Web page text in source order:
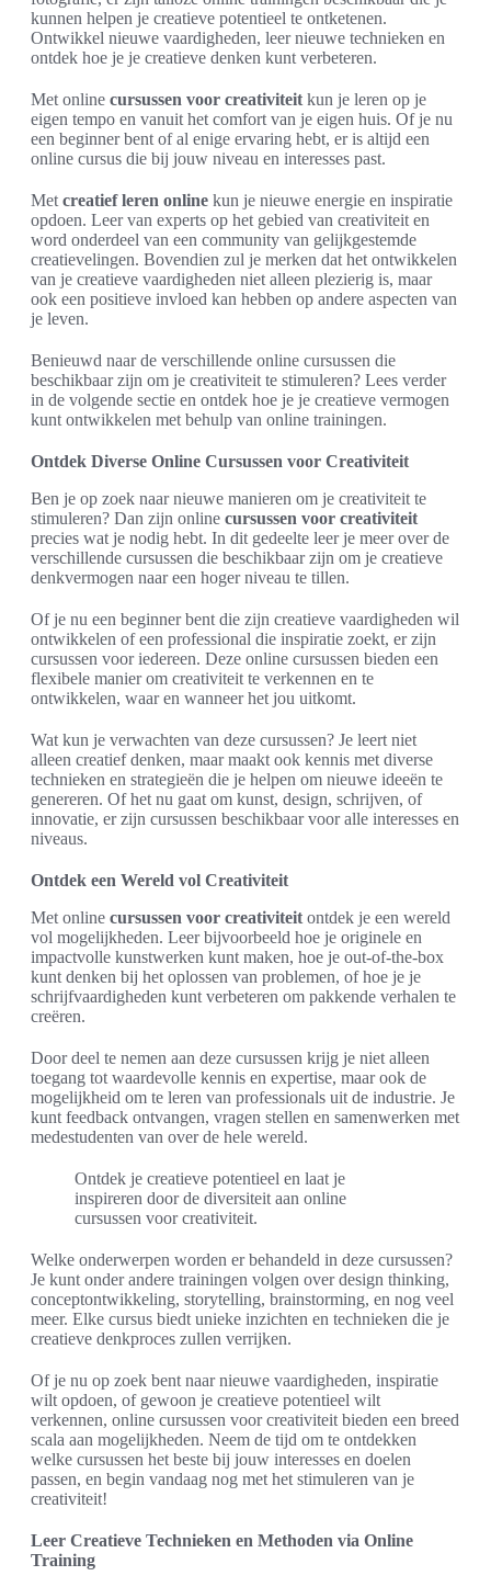
kunnen helpen je creatieve potentieel te ontketenen.
Ontwikkel nieuwe vaardigheden, leer nieuwe technieken en
ontdek hoe je je creatieve denken kunt verbeteren.
Met online cursussen voor creativiteit kun je leren op je
eigen tempo en vanuit het comfort van je eigen huis. Of je nu
een beginner bent of al enige ervaring hebt, er is altijd een
online cursus die bij jouw niveau en interesses past.
Met creatief leren online kun je nieuwe energie en inspiratie
opdoen. Leer van experts op het gebied van creativiteit en
word onderdeel van een community van gelijkgestemde
creatievelingen. Bovendien zul je merken dat het ontwikkelen
van je creatieve vaardigheden niet alleen plezierig is, maar
ook een positieve invloed kan hebben op andere aspecten van
je leven.
Benieuwd naar de verschillende online cursussen die
beschikbaar zijn om je creativiteit te stimuleren? Lees verder
in de volgende sectie en ontdek hoe je je creatieve vermogen
kunt ontwikkelen met behulp van online trainingen.
Ontdek Diverse Online Cursussen voor Creativiteit
Ben je op zoek naar nieuwe manieren om je creativiteit te
stimuleren? Dan zijn online cursussen voor creativiteit
precies wat je nodig hebt. In dit gedeelte leer je meer over de
verschillende cursussen die beschikbaar zijn om je creatieve
denkvermogen naar een hoger niveau te tillen.
Of je nu een beginner bent die zijn creatieve vaardigheden wil
ontwikkelen of een professional die inspiratie zoekt, er zijn
cursussen voor iedereen. Deze online cursussen bieden een
flexibele manier om creativiteit te verkennen en te
ontwikkelen, waar en wanneer het jou uitkomt.
Wat kun je verwachten van deze cursussen? Je leert niet
alleen creatief denken, maar maakt ook kennis met diverse
technieken en strategieën die je helpen om nieuwe ideeën te
genereren. Of het nu gaat om kunst, design, schrijven, of
innovatie, er zijn cursussen beschikbaar voor alle interesses en
niveaus.
Ontdek een Wereld vol Creativiteit
Met online cursussen voor creativiteit ontdek je een wereld
vol mogelijkheden. Leer bijvoorbeeld hoe je originele en
impactvolle kunstwerken kunt maken, hoe je out-of-the-box
kunt denken bij het oplossen van problemen, of hoe je je
schrijfvaardigheden kunt verbeteren om pakkende verhalen te
creëren.
Door deel te nemen aan deze cursussen krijg je niet alleen
toegang tot waardevolle kennis en expertise, maar ook de
mogelijkheid om te leren van professionals uit de industrie. Je
kunt feedback ontvangen, vragen stellen en samenwerken met
medestudenten van over de hele wereld.
Ontdek je creatieve potentieel en laat je
inspireren door de diversiteit aan online
cursussen voor creativiteit.
Welke onderwerpen worden er behandeld in deze cursussen?
Je kunt onder andere trainingen volgen over design thinking,
conceptontwikkeling, storytelling, brainstorming, en nog veel
meer. Elke cursus biedt unieke inzichten en technieken die je
creatieve denkproces zullen verrijken.
Of je nu op zoek bent naar nieuwe vaardigheden, inspiratie
wilt opdoen, of gewoon je creatieve potentieel wilt
verkennen, online cursussen voor creativiteit bieden een breed
scala aan mogelijkheden. Neem de tijd om te ontdekken
welke cursussen het beste bij jouw interesses en doelen
passen, en begin vandaag nog met het stimuleren van je
creativiteit!
Leer Creatieve Technieken en Methoden via Online
Training